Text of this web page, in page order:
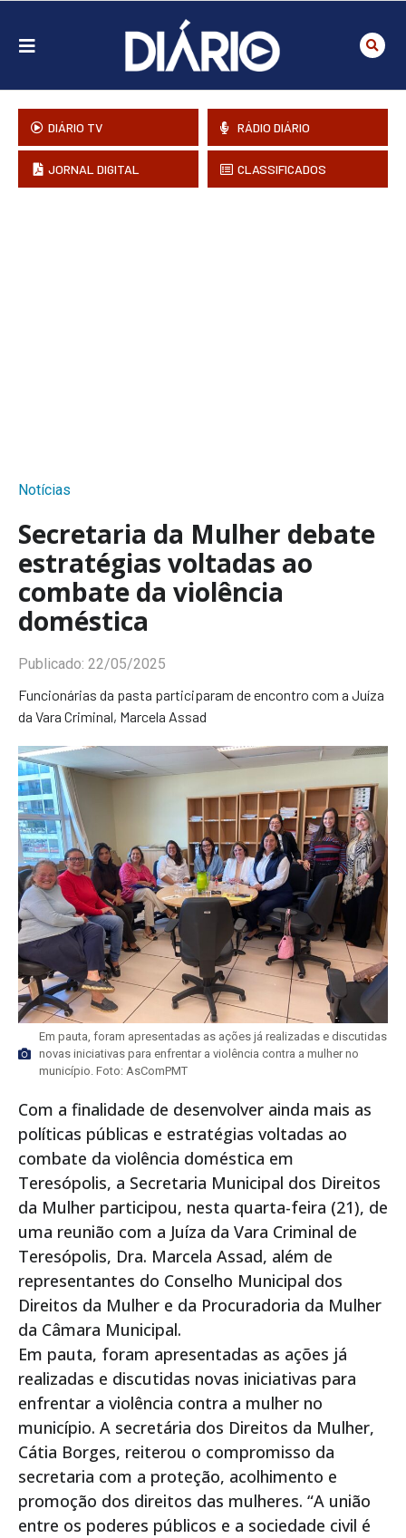
DIÁRIO TV RÁDIO DIÁRIO
JORNAL DIGITAL CLASSIFICADOS
Notícias
Secretaria da Mulher debate
estratégias voltadas ao
combate da violência
doméstica
Publicado: 22/05/2025
Funcionárias da pasta participaram de encontro com a Juíza
da Vara Criminal, Marcela Assad
Em pauta, foram apresentadas as ações já realizadas e discutidas
novas iniciativas para enfrentar a violência contra a mulher no
município. Foto: AsComPMT
Com a finalidade de desenvolver ainda mais as
políticas públicas e estratégias voltadas ao
combate da violência doméstica em
Teresópolis, a Secretaria Municipal dos Direitos
da Mulher participou, nesta quarta-feira (21), de
uma reunião com a Juíza da Vara Criminal de
Teresópolis, Dra. Marcela Assad, além de
representantes do Conselho Municipal dos
Direitos da Mulher e da Procuradoria da Mulher
da Câmara Municipal.
Em pauta, foram apresentadas as ações já
realizadas e discutidas novas iniciativas para
enfrentar a violência contra a mulher no
município. A secretária dos Direitos da Mulher,
Cátia Borges, reiterou o compromisso da
secretaria com a proteção, acolhimento e
promoção dos direitos das mulheres. “A união
entre os poderes públicos e a sociedade civil é